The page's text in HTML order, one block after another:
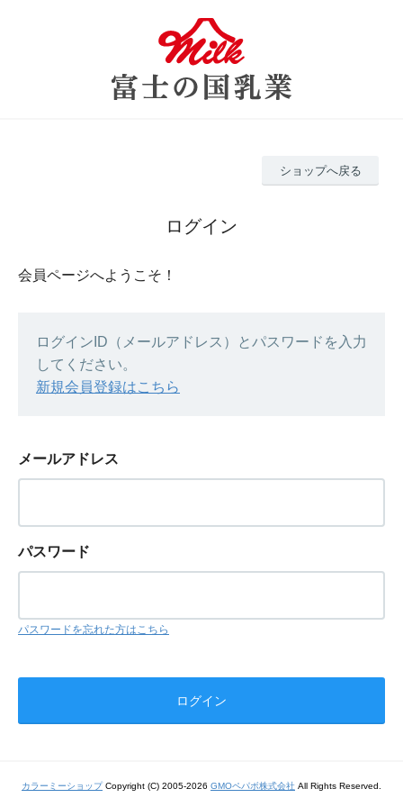
ショップへ戻る
ログイン
会員ページへようこそ！
ログインID（メールアドレス）とパスワードを入力
してください。
新規会員登録はこちら
メールアドレス
パスワード
パスワードを忘れた方はこちら
カラーミーショップCopyright (C) 2005-2026 GMOペパボ株式会社 All Rights Reserved.